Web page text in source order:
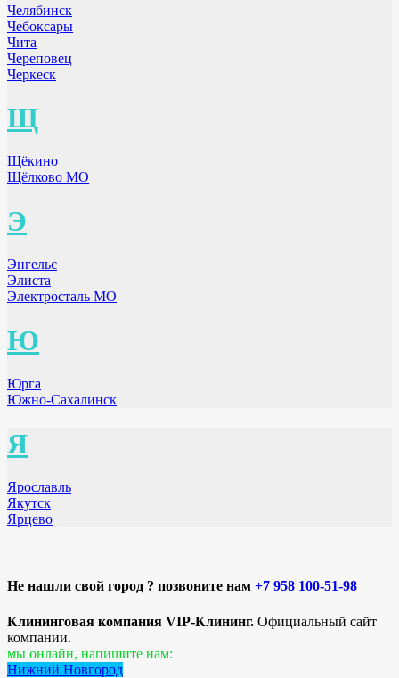
Челябинск
Чебоксары
Чита
Череповец
Черкеск
Щ
Щёкино
Щёлково МО
Э
Энгельс
Элиста
Электросталь МО
Ю
Юрга
Южно-Сахалинск
Я
Ярославль
Якутск
Ярцево
Не нашли свой город ? позвоните нам +7 958 100-51-98
Клининговая компания VIP-Клининг. Официальный сайт
компании.
мы онлайн, напишите нам:
Нижний Новгород